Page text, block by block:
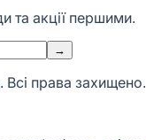
та акції першими.
→
Всі права захищено.